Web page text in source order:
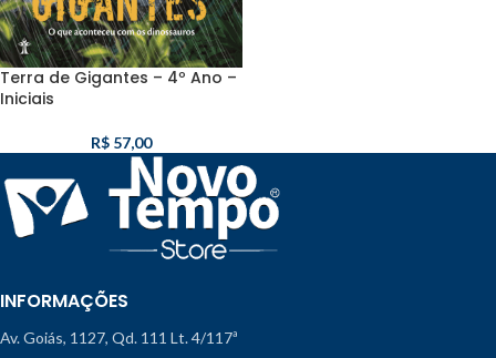
Terra de Gigantes – 4º Ano –
Iniciais
R$ 57,00
INFORMAÇÕES
Av. Goiás, 1127, Qd. 111 Lt. 4/117ª